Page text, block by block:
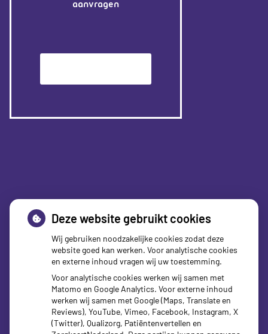
aanvragen
zorgverzekeraars
Deze website gebruikt cookies
Wij gebruiken noodzakelijke cookies zodat deze
website goed kan werken. Voor analytische cookies
en externe inhoud vragen wij uw toestemming.
Voor analytische cookies werken wij samen met
Matomo en Google Analytics. Voor externe inhoud
werken wij samen met Google (Maps, Translate en
Reviews), YouTube, Vimeo, Facebook, Instagram, X
(Twitter), Qualizorg, Patiëntenvertellen en